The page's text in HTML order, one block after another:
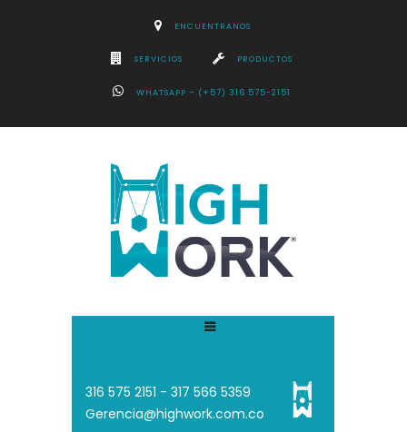
ENCUENTRANOS
SERVICIOS PRODUCTOS
WHATSAPP – (+57) 316 575-2151
316 575 2151 - 317 566 5359
Gerencia@highwork.com.co